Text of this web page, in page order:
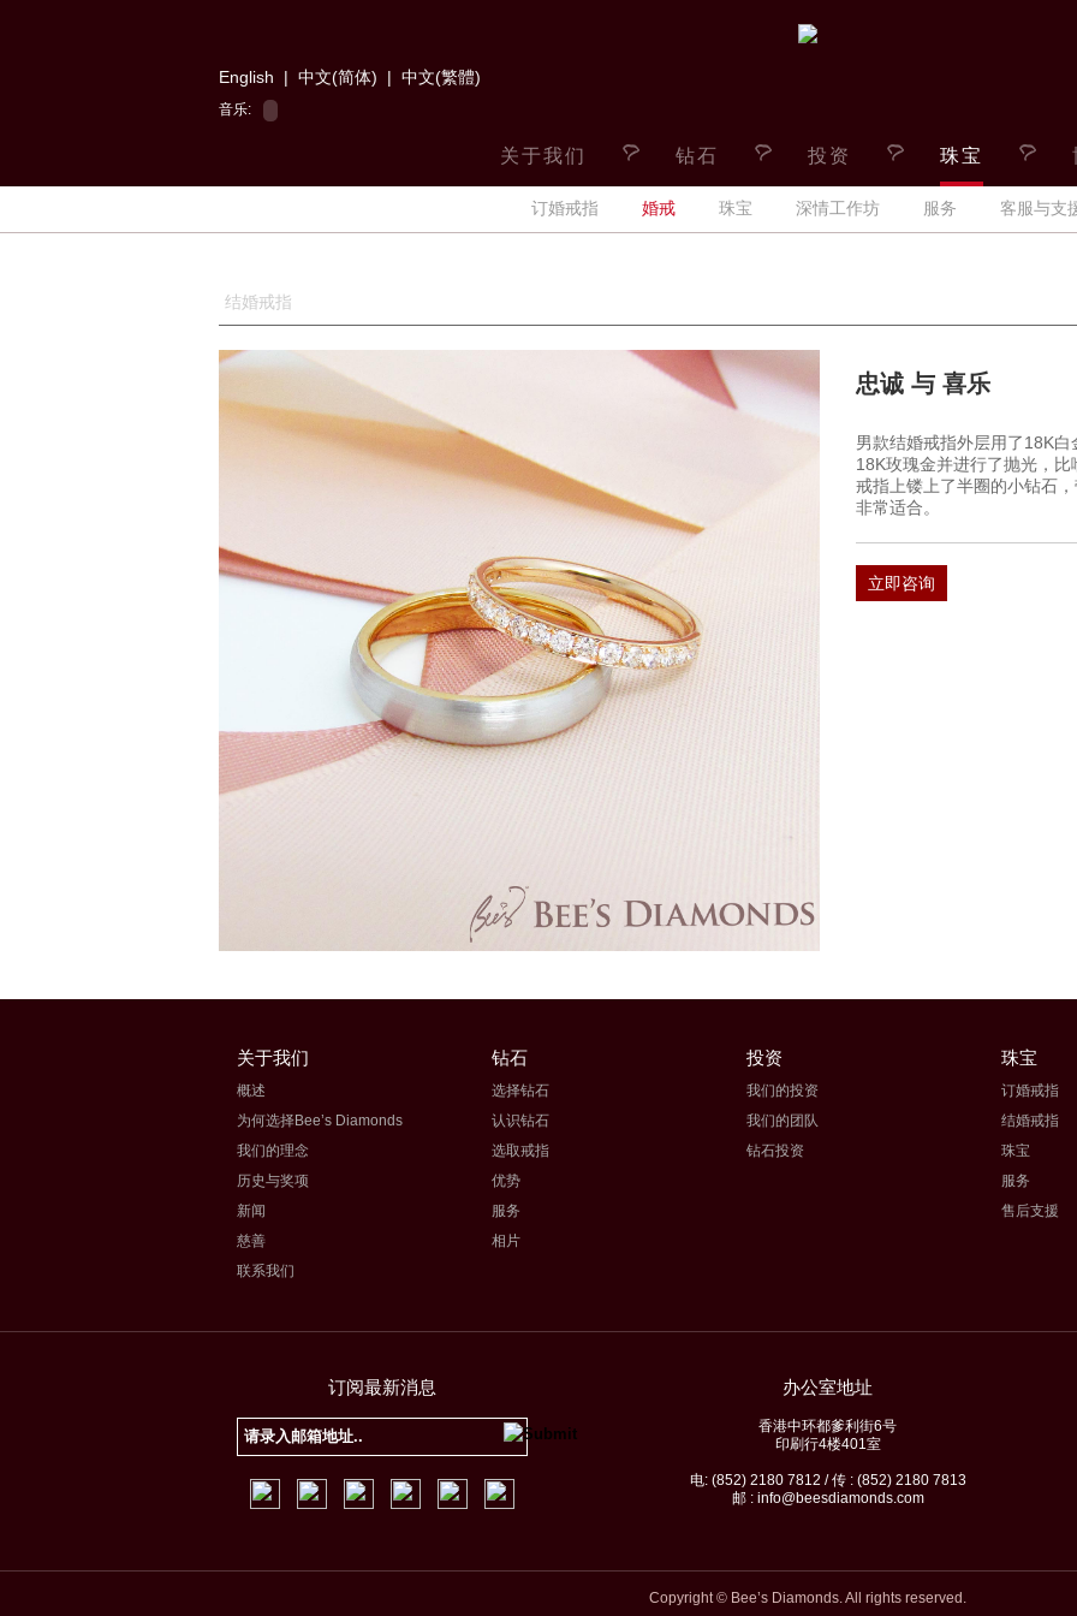
English | 中文(简体) | 中文(繁體)
音乐:
关于我们 钻石 投资 珠宝
订婚戒指 婚戒 珠宝 深情工作坊 服务 客服与支
结婚戒指
忠诚 与 喜乐
男款结婚戒指外层用了18K
18K玫瑰金并进行了抛光，
戒指上镂上了半圈的小钻石
非常适合。
立即咨询
关于我们
概述
为何选择Bee’s Diamonds
我们的理念
历史与奖项
新闻
慈善
联系我们
钻石
选择钻石
认识钻石
选取戒指
优势
服务
相片
投资
我们的投资
我们的团队
钻石投资
珠宝
订婚戒指
结婚戒指
珠宝
服务
售后支援
订阅最新消息 办公室地址
香港中环都爹利街6号
印刷行4楼401室
电: (852) 2180 7812 / 传 : (852) 2180 7813
邮 : info@beesdiamonds.com
Copyright © Bee’s Diamonds. All rights reserved.